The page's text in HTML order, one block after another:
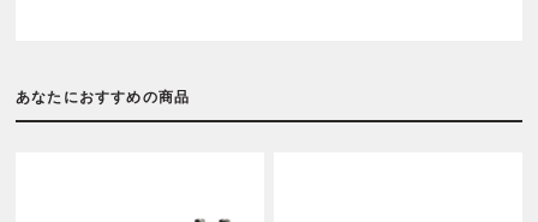
あなたにおすすめの商品